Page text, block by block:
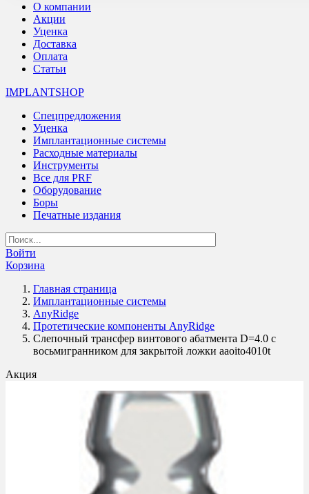
О компании
Акции
Уценка
Доставка
Оплата
Статьи
IMPLANTSHOP
Спецпредложения
Уценка
Имплантационные системы
Расходные материалы
Инструменты
Все для PRF
Оборудование
Боры
Печатные издания
Войти
Корзина
Главная страница
Имплантационные системы
AnyRidge
Протетические компоненты AnyRidge
Слепочный трансфер винтового абатмента D=4.0 с
восьмигранником для закрытой ложки aaoito4010t
Акция